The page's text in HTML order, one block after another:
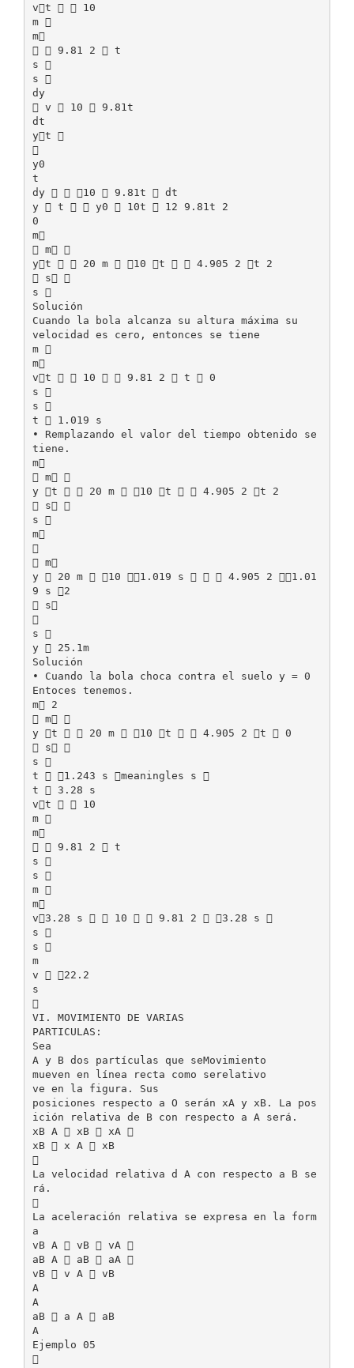
vt   10
m 
m
  9.81 2  t
s 
s 
dy
 v  10  9.81t
dt
yt 

y0
t
dy   10  9.81t  dt
y  t   y0  10t  12 9.81t 2
0
m
 m 
yt   20 m  10 t   4.905 2 t 2
 s 
s 
Solución
Cuando la bola alcanza su altura máxima su
velocidad es cero, entonces se tiene
m 
m
vt   10   9.81 2  t  0
s 
s 
t  1.019 s
• Remplazando el valor del tiempo obtenido se
tiene.
m
 m 
y t   20 m  10 t   4.905 2 t 2
 s 
s 
m

 m
y  20 m  10 1.019 s    4.905 2 1.01
9 s 2
 s

s 
y  25.1m
Solución
• Cuando la bola choca contra el suelo y = 0
Entoces tenemos.
m 2
 m 
y t   20 m  10 t   4.905 2 t  0
 s 
s 
t  1.243 s meaningles s 
t  3.28 s
vt   10
m 
m
  9.81 2  t
s 
s 
m 
m
v3.28 s   10   9.81 2  3.28 s 
s 
s 
m
v  22.2
s

VI. MOVIMIENTO DE VARIAS
PARTICULAS:
Sea
A y B dos partículas que seMovimiento
mueven en línea recta como serelativo
ve en la figura. Sus
posiciones respecto a O serán xA y xB. La pos
ición relativa de B con respecto a A será.
xB A  xB  xA 
xB  x A  xB

La velocidad relativa d A con respecto a B se
rá.

La aceleración relativa se expresa en la form
a
vB A  vB  vA 
aB A  aB  aA 
vB  v A  vB
A
A
aB  a A  aB
A
Ejemplo 05
